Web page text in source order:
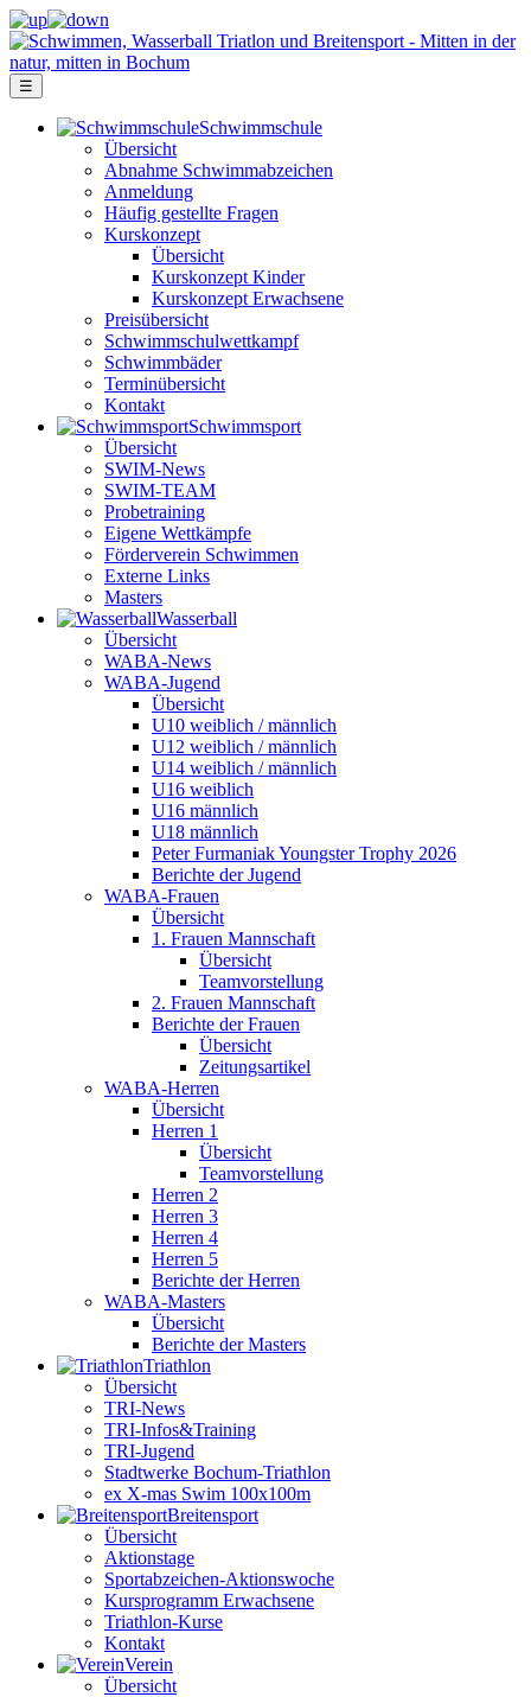
☰
Schwimm­schule
Übersicht
Ab­nah­me Schwimm­ab­zei­chen
Anmeldung
Häufig gestellte Fragen
Kurs­konzept
Übersicht
Kurskonzept Kinder
Kurskonzept Erwachsene
Preis­über­sicht
Schwimm­schul­wett­kampf
Schwimm­bäder
Terminübersicht
Kontakt
Schwimm­sport
Übersicht
SWIM-News
SWIM-TEAM
Probe­training
Eigene Wettkämpfe
Förderverein Schwimmen
Externe Links
Masters
Wasser­ball
Übersicht
WABA-News
WABA-Jugend
Übersicht
U10 weiblich / männlich
U12 weiblich / männlich
U14 weiblich / männlich
U16 weiblich
U16 männlich
U18 männlich
Peter Furmaniak Youngster Trophy 2026
Berichte der Jugend
WABA-Frauen
Übersicht
1. Frauen Mannschaft
Übersicht
Teamvorstellung
2. Frauen Mannschaft
Berichte der Frauen
Übersicht
Zeitungsartikel
WABA-Herren
Übersicht
Herren 1
Übersicht
Teamvorstellung
Herren 2
Herren 3
Herren 4
Herren 5
Berichte der Herren
WABA-Masters
Übersicht
Berichte der Masters
Triathlon
Übersicht
TRI-News
TRI-Infos&Training
TRI-Jugend
Stadtwerke Bochum-Triathlon
ex X-mas Swim 100x100m
Breiten­sport
Übersicht
Aktionstage
Sportabzeichen-Aktionswoche
Kursprogramm Erwachsene
Triathlon-Kurse
Kontakt
Verein
Übersicht